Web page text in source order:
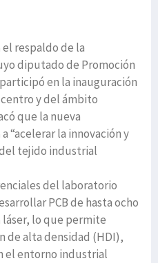
respaldo de la
diputado de Promoción
en la inauguración
y del ámbito
que la nueva
“acelerar la innovación y
tejido industrial
del laboratorio
PCB de hasta ocho
lo que permite
de alta densidad (HDI),
el entorno industrial